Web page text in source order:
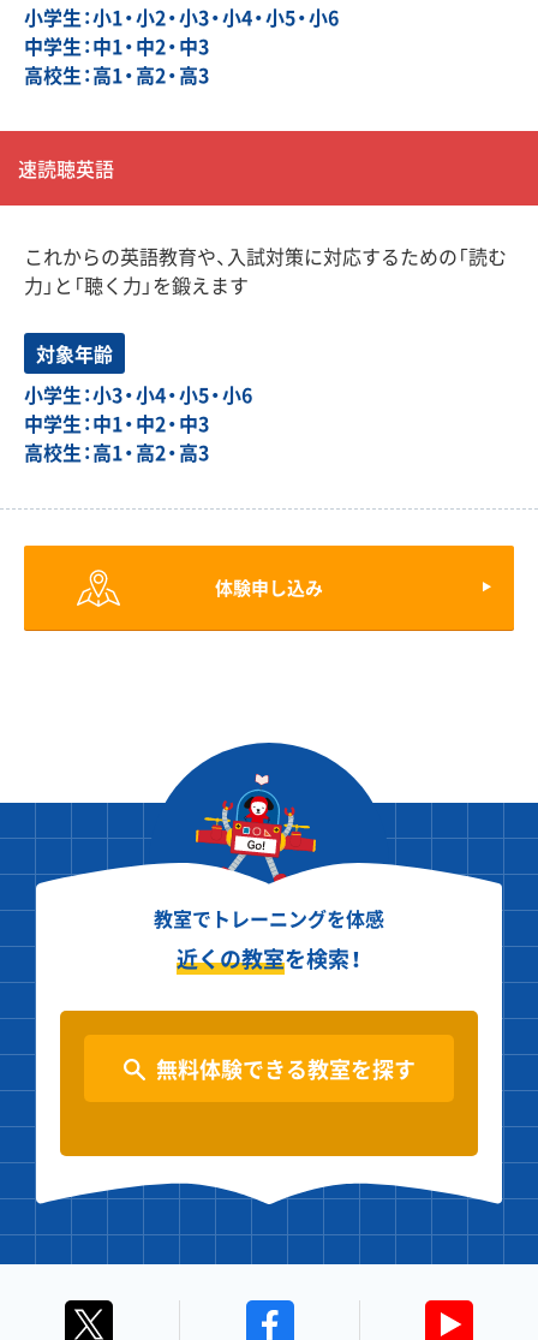
小学生：小1・小2・小3・小4・小5・小6
中学生：中1・中2・中3
高校生：高1・高2・高3
速読聴英語
これからの英語教育や、入試対策に対応するための「読む
力」と「聴く力」を鍛えます
対象年齢
小学生：小3・小4・小5・小6
中学生：中1・中2・中3
高校生：高1・高2・高3
体験申し込み
教室でトレーニングを体感
近くの教室を検索！
無料体験できる教室を探す